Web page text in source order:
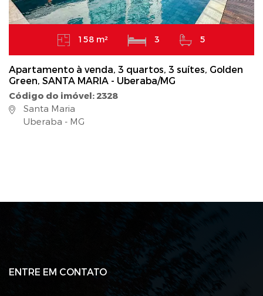
158 m² 3 5
Apartamento à venda, 3 quartos, 3 suítes, Golden
Green, SANTA MARIA - Uberaba/MG
Código do imóvel: 2328
Santa Maria
Uberaba - MG
ENTRE EM CONTATO